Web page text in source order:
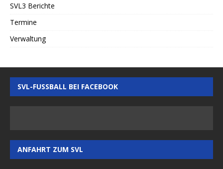
SVL3 Berichte
Termine
Verwaltung
SVL-FUSSBALL BEI FACEBOOK
ANFAHRT ZUM SVL